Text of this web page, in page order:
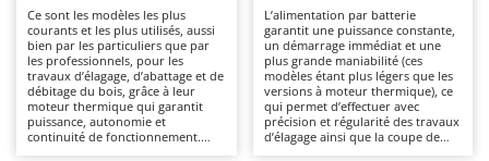
Atomiseurs pour traitements
Autolaveuses
Autres produits
B
Balayeuses
Ama
Ambrogio Robot
Annovi Reverberi
ANTHBOT
Archman
Ce sont les modèles les plus
courants et les plus utilisés, aussi
bien par les particuliers que par
les professionnels, pour les
travaux d’élagage, d’abattage et de
débitage du bois, grâce à leur
moteur thermique qui garantit
puissance, autonomie et
continuité de fonctionnement.
L’alimentation par batterie
garantit une puissance constante,
un démarrage immédiat et une
plus grande maniabilité (ces
modèles étant plus légers que les
versions à moteur thermique), ce
qui permet d’effectuer avec
précision et régularité des travaux
d’élagage ainsi que la coupe de